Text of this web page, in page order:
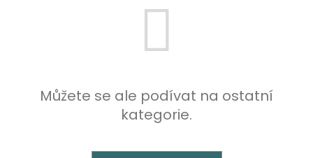
Můžete se ale podívat na ostatní
kategorie.